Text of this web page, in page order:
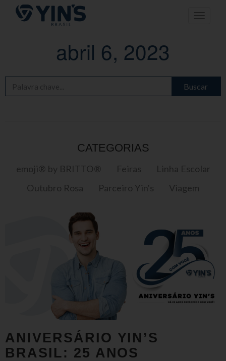
Pular
para
Toggle
abril 6, 2023
Buscar
CATEGORIAS
emoji® by BRITTO® Feiras
Linha Escolar
Outubro Rosa
Parceiro Yin's Viagem
ANIVERSÁRIO YIN’S
BRASIL: 25 ANOS